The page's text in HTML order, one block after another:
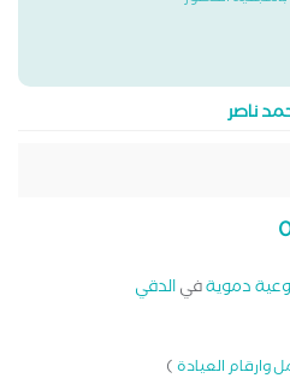
ناصر
دمويةفيالدقي
وارقام العيادة)